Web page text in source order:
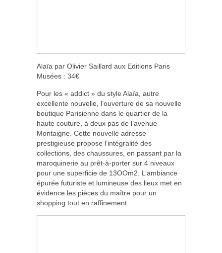
Alaïa par Olivier Saillard aux Editions Paris
Musées : 34€
Pour les « addict » du style Alaïa, autre
excellente nouvelle, l’ouverture de sa nouvelle
boutique Parisienne dans le quartier de la
haute couture, à deux pas de l’avenue
Montaigne. Cette nouvelle adresse
prestigieuse propose l’intégralité des
collections, des chaussures, en passant par la
maroquinerie au prêt-à-porter sur 4 niveaux
pour une superficie de 13OOm2. L’ambiance
épurée futuriste et lumineuse des lieux met en
évidence les pièces du maître pour un
shopping tout en raffinement.